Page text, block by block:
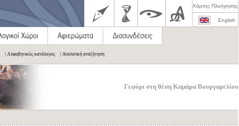
Χάρτης Πλοήγησης
English
| Αλφαβητικός κατάλογος | Αναλυτική αναζήτηση
Γεφύρι στη θέση Καμάρα Βουργαρελίου